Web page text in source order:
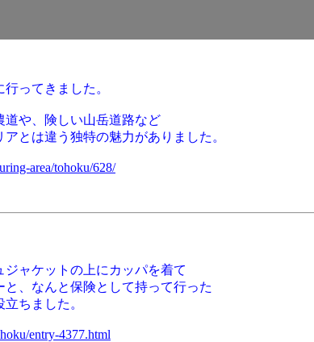
ってきました。
道や、険しい山岳道路など
とは違う独特の魅力がありました。
area/tohoku/628/
ャケットの上にカッパを着て
、なんと保険として持って行った
ちました。
entry-4377.html